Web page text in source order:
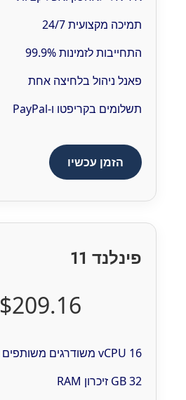
תמיכה מקצועית 24/7
התחייבות לזמינות 99.9%
פאנל ניהול בלחיצה אחת
תשלומים בקריפטו ו-PayPal
הזמן עכשיו
פינלנד 11
$209.16 USD
16 vCPU משודרגים משותפים
32 GB זיכרון RAM